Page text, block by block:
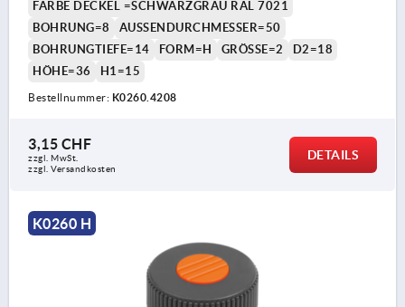
FARBE DECKEL =SCHWARZGRAU RAL 7021
BOHRUNG=8
AUSSENDURCHMESSER=50
BOHRUNGTIEFE=14
FORM=H GRÖSSE=2
D2=18
HÖHE=36
H1=15
Bestellnummer: K0260.4208
3,15 CHF
zzgl. MwSt.
zzgl. Versandkosten
DETAILS
K0260 H